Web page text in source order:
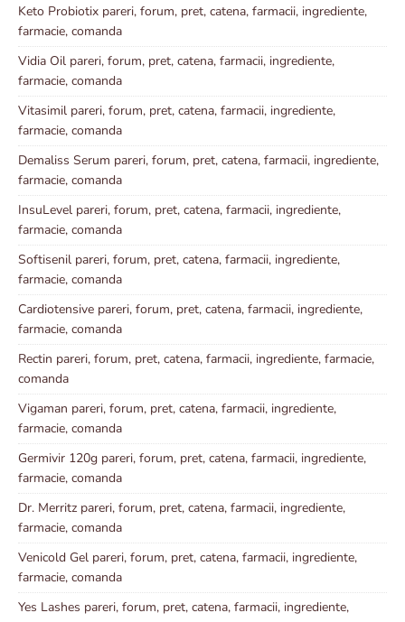
Keto Probiotix pareri, forum, pret, catena, farmacii, ingrediente,
farmacie, comanda
Vidia Oil pareri, forum, pret, catena, farmacii, ingrediente,
farmacie, comanda
Vitasimil pareri, forum, pret, catena, farmacii, ingrediente,
farmacie, comanda
Demaliss Serum pareri, forum, pret, catena, farmacii, ingrediente,
farmacie, comanda
InsuLevel pareri, forum, pret, catena, farmacii, ingrediente,
farmacie, comanda
Softisenil pareri, forum, pret, catena, farmacii, ingrediente,
farmacie, comanda
Cardiotensive pareri, forum, pret, catena, farmacii, ingrediente,
farmacie, comanda
Rectin pareri, forum, pret, catena, farmacii, ingrediente, farmacie,
comanda
Vigaman pareri, forum, pret, catena, farmacii, ingrediente,
farmacie, comanda
Germivir 120g pareri, forum, pret, catena, farmacii, ingrediente,
farmacie, comanda
Dr. Merritz pareri, forum, pret, catena, farmacii, ingrediente,
farmacie, comanda
Venicold Gel pareri, forum, pret, catena, farmacii, ingrediente,
farmacie, comanda
Yes Lashes pareri, forum, pret, catena, farmacii, ingrediente,